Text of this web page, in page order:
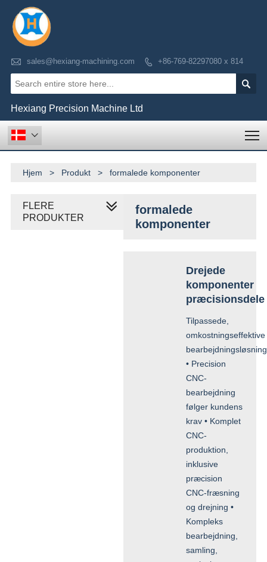
 sales@hexiang-machining.com  +86-769-82297080 x 814

Hexiang Precision Machine Ltd

Hjem > Produkt > formalede komponenter
formalede
komponenter
Drejede
komponenter
præcisionsdele
Tilpassede,
omkostningseffektive
• Precision
CNC-
bearbejdning
følger kundens
krav • Komplet
CNC-
produktion,
inklusive
præcision
CNC-fræsning
og drejning •
Kompleks
bearbejdning,
samling,
FLERE
PRODUKTER